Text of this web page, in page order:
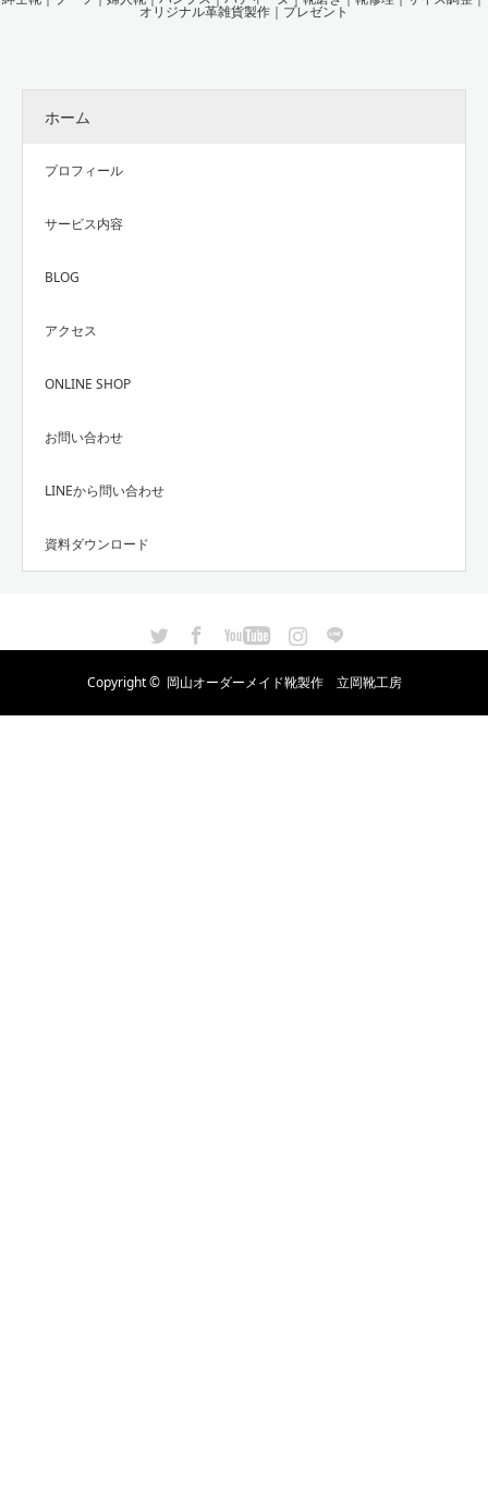
オリジナル革雑貨製作｜プレゼント
ホーム
プロフィール
サービス内容
BLOG
アクセス
ONLINE SHOP
お問い合わせ
LINEから問い合わせ
資料ダウンロード
Instagram
Copyright © 岡山オーダーメイド靴製作 立岡靴工房